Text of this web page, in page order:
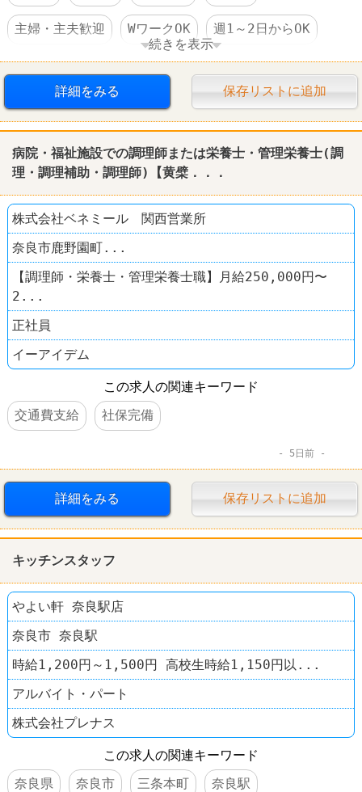
主婦・主夫歓迎 WワークOK 週1～2日からOK
短時間でもＯＫ 社保完備 食事補助あり
社員登用あり 車・バイク通勤可
続きを表示
詳細をみる 保存リストに追加
病院・福祉施設での調理師または栄養士・管理栄養士(調
理・調理補助・調理師)【黄檗．．．
株式会社ベネミール 関西営業所
奈良市鹿野園町...
【調理師・栄養士・管理栄養士職】月給250,000円〜
2...
正社員
イーアイデム
この求人の関連キーワード
交通費支給
社保完備
5日前
詳細をみる 保存リストに追加
キッチンスタッフ
やよい軒 奈良駅店
奈良市 奈良駅
時給1,200円～1,500円 高校生時給1,150円以...
アルバイト・パート
株式会社プレナス
この求人の関連キーワード
奈良県
奈良市 三条本町 奈良駅